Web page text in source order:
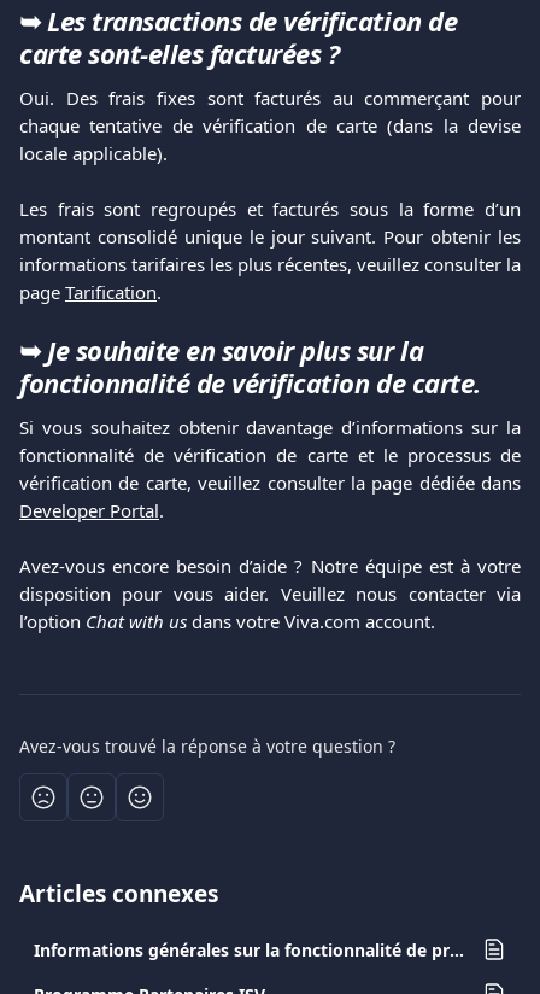
➥ Les transactions de vérification de
carte sont-elles facturées ?
Oui. Des frais fixes sont facturés au commerçant pour
chaque tentative de vérification de carte (dans la devise
locale applicable).
Les frais sont regroupés et facturés sous la forme d’un
montant consolidé unique le jour suivant. Pour obtenir les
informations tarifaires les plus récentes, veuillez consulter la
page Tarification.
➥ Je souhaite en savoir plus sur la
fonctionnalité de vérification de carte.
Si vous souhaitez obtenir davantage d’informations sur la
fonctionnalité de vérification de carte et le processus de
vérification de carte, veuillez consulter la page dédiée dans
Developer Portal.
Avez-vous encore besoin d’aide ? Notre équipe est à votre
disposition pour vous aider. Veuillez nous contacter via
l’option Chat with us dans votre Viva.com account.
Avez-vous trouvé la réponse à votre question ?
Articles connexes
Informations générales sur la fonctionnalité de préautorisation.